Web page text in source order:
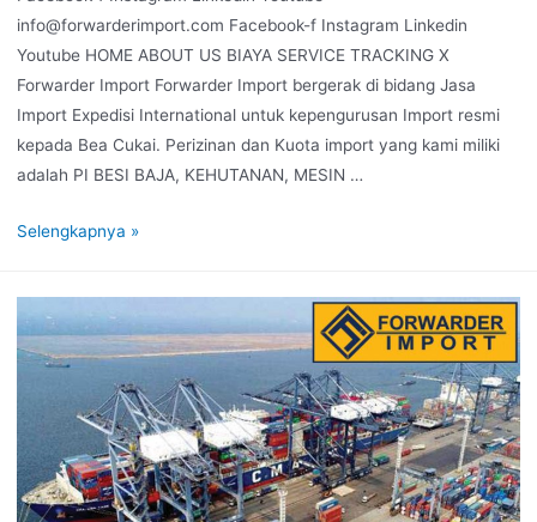
info@forwarderimport.com Facebook-f Instagram Linkedin
Youtube HOME ABOUT US BIAYA SERVICE TRACKING X
Forwarder Import Forwarder Import bergerak di bidang Jasa
Import Expedisi International untuk kepengurusan Import resmi
kepada Bea Cukai. Perizinan dan Kuota import yang kami miliki
adalah PI BESI BAJA, KEHUTANAN, MESIN …
Selengkapnya »